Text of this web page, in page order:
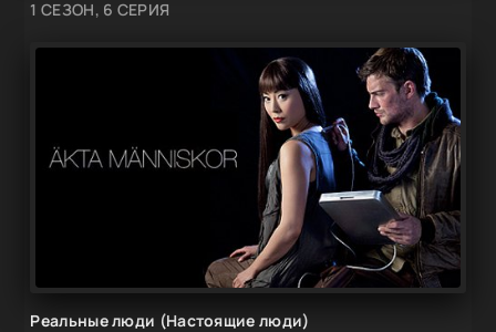
1 СЕЗОН, 6 СЕРИЯ
Реальные люди (Настоящие люди)